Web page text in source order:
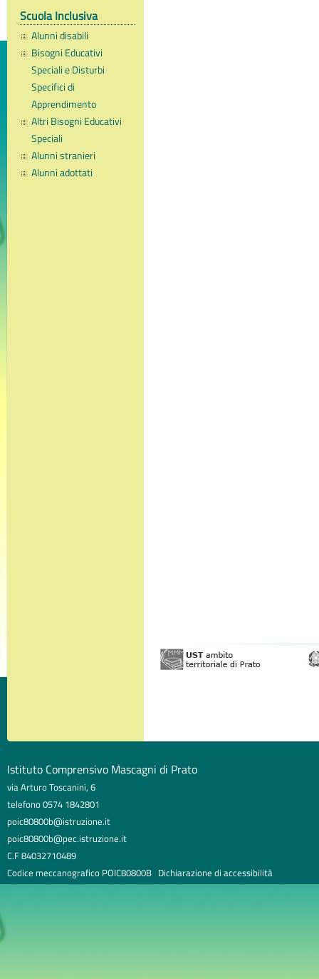
Scuola Inclusiva
Alunni disabili
Bisogni Educativi
Speciali e Disturbi
Specifici di
Apprendimento
Altri Bisogni Educativi
Speciali
Alunni stranieri
Alunni adottati
Istituto Comprensivo Mascagni di Prato
via Arturo Toscanini, 6
telefono 0574 1842801
poic80800b@istruzione.it
poic80800b@pec.istruzione.it
C.F 84032710489
Codice meccanografico POIC80800B Dichiarazione di accessibilità